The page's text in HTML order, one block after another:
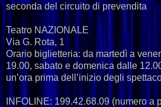
seconda del circuito di prevendita
Teatro NAZIONALE
Via G. Rota, 1
Orario biglietteria: da martedì a
19.00, sabato e domenica dalle
un’ora prima dell’inizio degli
INFOLINE: 199.42.68.09 (numero a